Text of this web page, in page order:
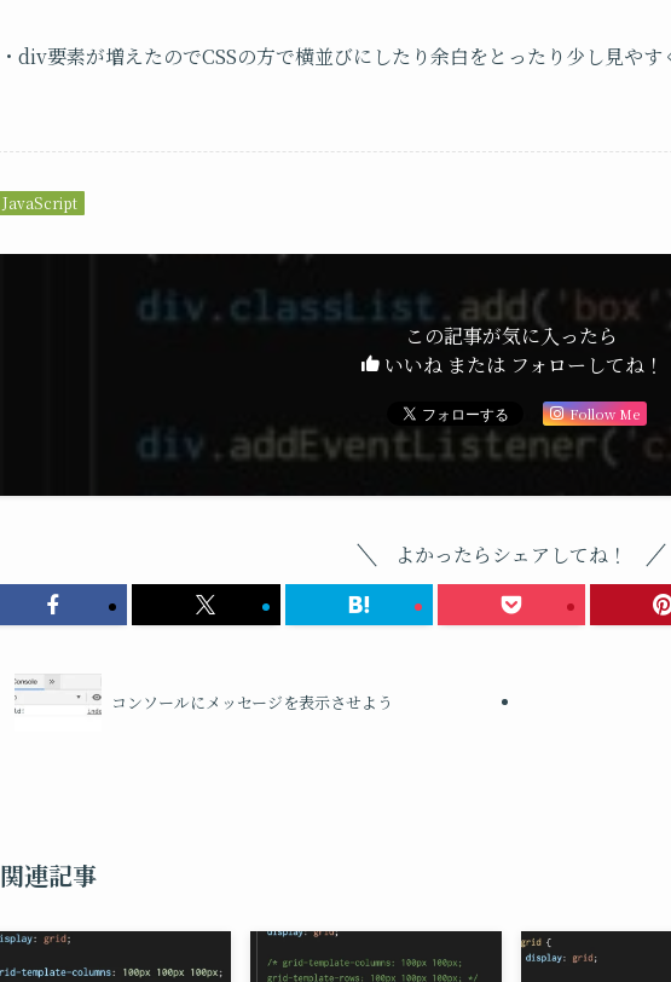
・div要素が増えたのでCSSの方で横並びにしたり余白をとったり少し見やす
JavaScript
この記事が気に入ったら
いいね または フォローしてね！
Follow Me
よかったらシェアしてね！
コンソールにメッセージを表示させよう
関連記事